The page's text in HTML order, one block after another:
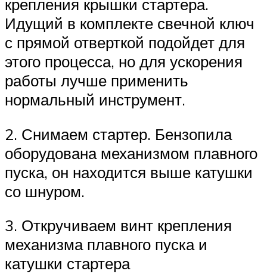
крепления крышки стартера.
Идущий в комплекте свечной ключ
с прямой отверткой подойдет для
этого процесса, но для ускорения
работы лучше применить
нормальный инструмент.
2. Снимаем стартер. Бензопила
оборудована механизмом плавного
пуска, он находится выше катушки
со шнуром.
3. Откручиваем винт крепления
механизма плавного пуска и
катушки стартера